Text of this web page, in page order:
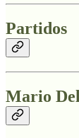
Partidos
Mario